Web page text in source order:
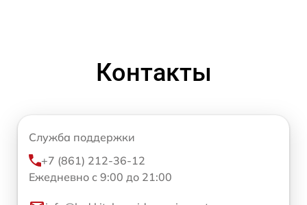
Контакты
Служба поддержки
+7 (861) 212-36-12
Ежедневно с 9:00 до 21:00